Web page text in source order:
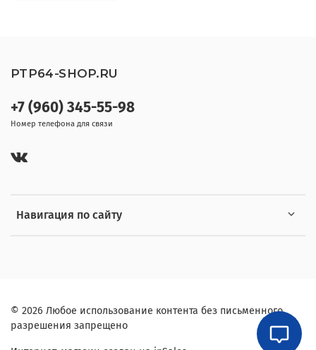
Навигация по сайту
+7 (960) 345-55-98
Номер телефона для связи
PTP64-SHOP.RU
© 2026 Любое использование контента без письменного
разрешения запрещено